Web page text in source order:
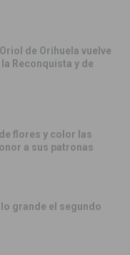
de Orihuela vuelve
Reconquista y de
flores y color las
a sus patronas
lo grande el segundo